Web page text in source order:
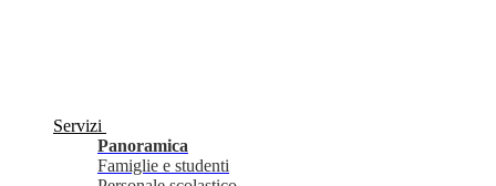
Servizi
Panoramica
Famiglie e studenti